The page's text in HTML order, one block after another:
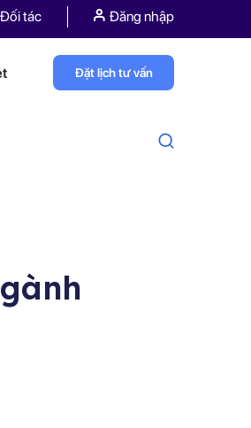
Đối tác Đăng nhập
Đặt lịch tư vấn